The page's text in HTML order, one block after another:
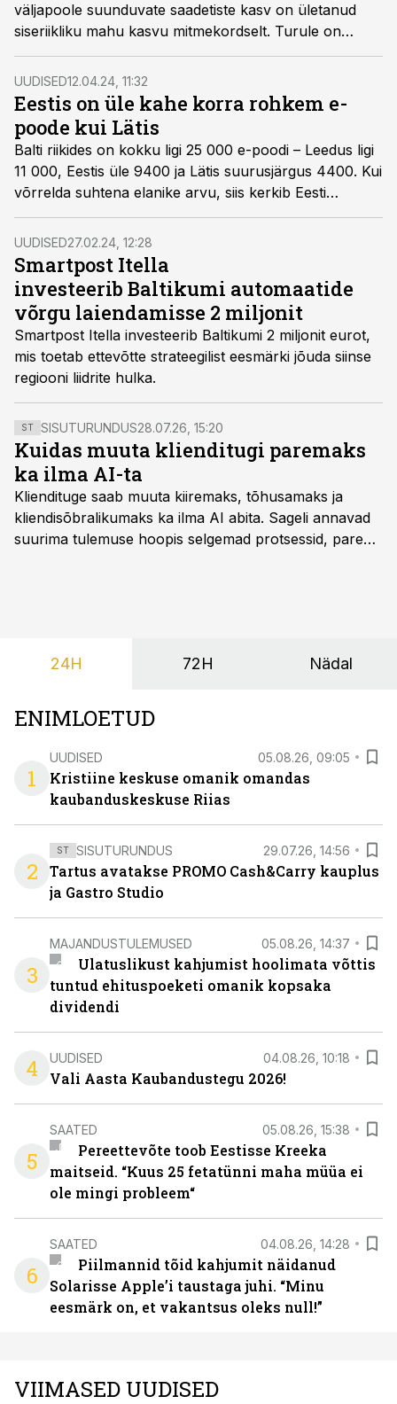
väljapoole suunduvate saadetiste kasv on ületanud
siseriikliku mahu kasvu mitmekordselt. Turule on
tulnud ka uuemaid pakivedajaid, kuid turuosas ei paista
suuri muutusi tulevat.
UUDISED12.04.24, 11:32
Eestis on üle kahe korra rohkem e-
poode kui Lätis
Balti riikides on kokku ligi 25 000 e-poodi – Leedus ligi
11 000, Eestis üle 9400 ja Lätis suurusjärgus 4400. Kui
võrrelda suhtena elanike arvu, siis kerkib Eesti
etteotsa nii ettevõtete koguhulgalt kui ka e-poodide ja
pakiautomaatide arvult.
UUDISED27.02.24, 12:28
Smartpost Itella
investeerib Baltikumi automaatide
võrgu laiendamisse 2 miljonit
Smartpost Itella investeerib Baltikumi 2 miljonit eurot,
mis toetab ettevõtte strateegilist eesmärki jõuda siinse
regiooni liidrite hulka.
ST SISUTURUNDUS28.07.26, 15:20
Kuidas muuta klienditugi paremaks
ka ilma AI-ta
Kliendituge saab muuta kiiremaks, tõhusamaks ja
kliendisõbralikumaks ka ilma AI abita. Sageli annavad
suurima tulemuse hoopis selgemad protsessid, parem
24H 72H Nädal
ENIMLOETUD
1
UUDISED 05.08.26, 09:05
Kristiine keskuse omanik omandas
kaubanduskeskuse Riias
2
ST SISUTURUNDUS 29.07.26, 14:56
Tartus avatakse PROMO Cash&Carry kauplus
ja Gastro Studio
3
MAJANDUSTULEMUSED 05.08.26, 14:37
Ulatuslikust kahjumist hoolimata võttis
tuntud ehituspoeketi omanik kopsaka
dividendi
4 UUDISED 04.08.26, 10:18
Vali Aasta Kaubandustegu 2026!
5
SAATED 05.08.26, 15:38
Pereettevõte toob Eestisse Kreeka
maitseid. “Kuus 25 fetatünni maha müüa ei
ole mingi probleem“
6
SAATED 04.08.26, 14:28
Piilmannid tõid kahjumit näidanud
Solarisse Apple’i taustaga juhi. “Minu
eesmärk on, et vakantsus oleks null!”
VIIMASED UUDISED